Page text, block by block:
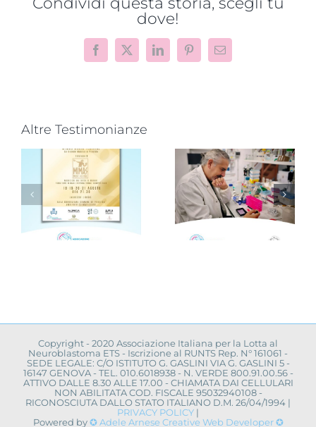
dove!
Facebook
X LinkedInPinterestEmail
Altre Testimonianze
Progetto
“VAMOLAA,
in campo
anche
l’Università
La Sapienza
Novità dalla
ricerca
scientifica:
convegno a
Napoli
Copyright - 2020 Associazione Italiana per la Lotta al
Neuroblastoma ETS - Iscrizione al RUNTS Rep. N° 161061 -
SEDE LEGALE: C/O ISTITUTO G. GASLINI VIA G. GASLINI 5 -
16147 GENOVA - TEL. 010.6018938 - N. VERDE 800.91.00.56 -
ATTIVO DALLE 8.30 ALLE 17.00 - CHIAMATA DAI CELLULARI
NON ABILITATA COD. FISCALE 95032940108 -
RICONOSCIUTA DALLO STATO ITALIANO D.M. 26/04/1994 |
PRIVACY POLICY |
Powered by✪ Adele Arnese Creative Web Developer ✪